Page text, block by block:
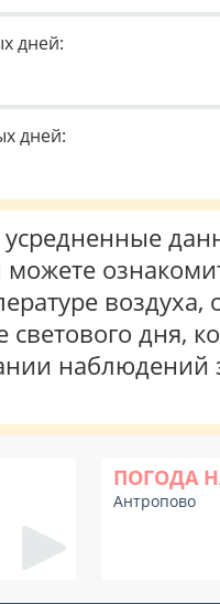
дней:
дней:
воздуха,
светового дня,
наблюдений
ПОГОДА
Антропово